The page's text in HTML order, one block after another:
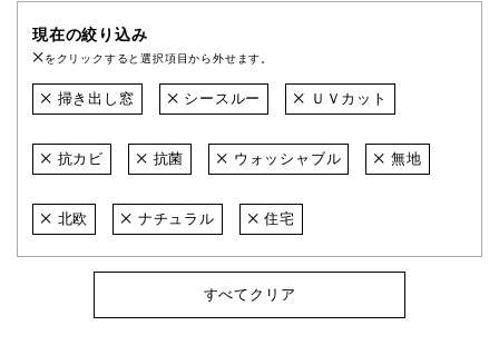
現在の絞り込み
をクリックすると選択項目から外せます。
掃き出し窓 シースルー ＵＶカット
抗カビ 抗菌 ウォッシャブル 無地
北欧 ナチュラル 住宅
すべてクリア